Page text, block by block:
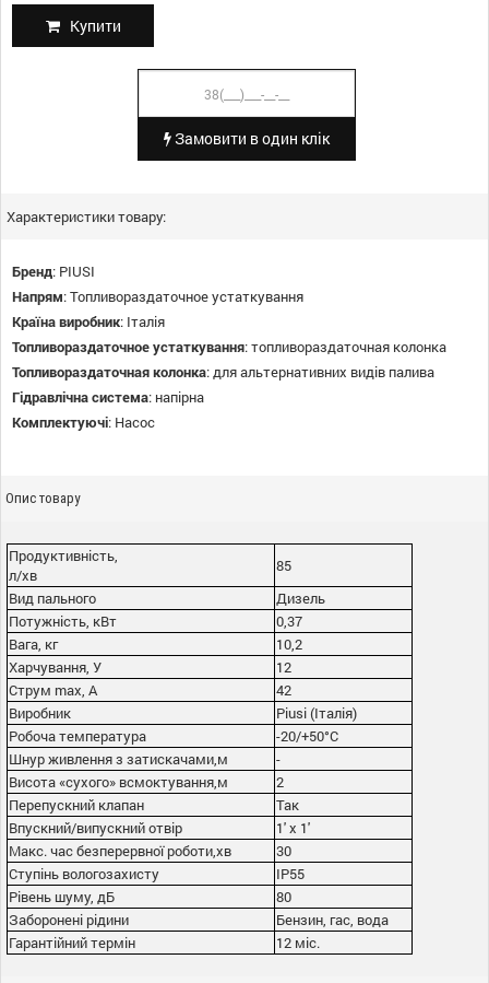
Купити
Замовити в один клік
Характеристики товару:
Бренд: PIUSI
Напрям:Топливораздаточное устаткування
Країна виробник: Італія
Топливораздаточное устаткування:топливораздаточная колонка
Топливораздаточная колонка:для альтернативних видів палива
Гідравлічна система: напірна
Комплектуючі: Насос
Опис товару
Продуктивність,
л/хв
85
Вид пального
Дизель
Потужність, кВт
0,37
Вага, кг
10,2
Харчування, У
12
Струм max, А
42
Виробник
Piusi (Італія)
Робоча температура
-20/+50°С
Шнур живлення з затискачами,м
-
Висота «сухого» всмоктування,м
2
Перепускний клапан
Так
Впускний/випускний отвір
1' x 1'
Макс. час безперервної роботи,хв
30
Ступінь вологозахисту
IP55
Рівень шуму, дБ
80
Заборонені рідини
Бензин, гас, вода
Гарантійний термін
12 міс.